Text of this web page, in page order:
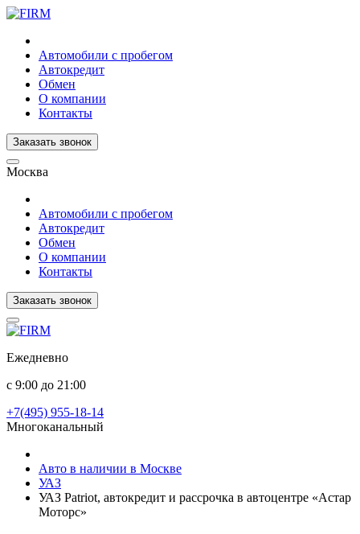
Автомобили с пробегом
Автокредит
Обмен
О компании
Контакты
Заказать звонок
Москва
Автомобили с пробегом
Автокредит
Обмен
О компании
Контакты
Заказать звонок
Ежедневно
с 9:00 до 21:00
+7(495) 955-18-14
Многоканальный
Авто в наличии в Москве
УАЗ
УАЗ Patriot, автокредит и рассрочка в автоцентре «Астар
Моторс»